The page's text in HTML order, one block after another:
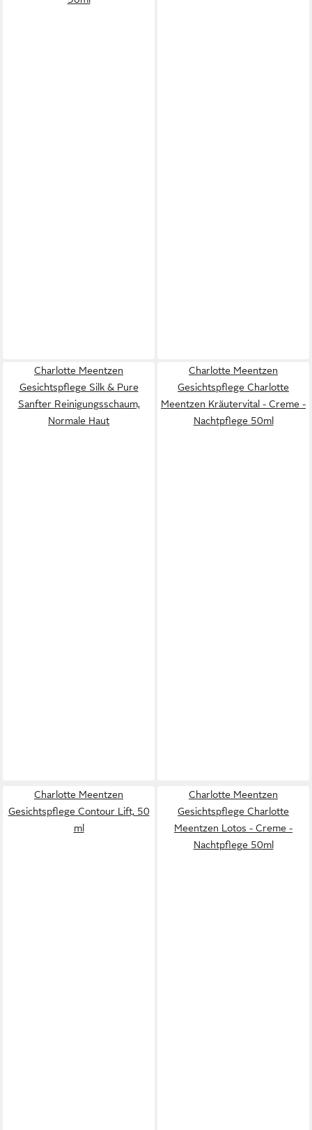
Charlotte Meentzen
Gesichtspflege Silk & Pure
Sanfter Reinigungsschaum,
Normale Haut
Charlotte Meentzen
Gesichtspflege Charlotte
Meentzen Kräutervital - Creme -
Nachtpflege 50ml
Charlotte Meentzen
Gesichtspflege Contour Lift, 50
ml
Charlotte Meentzen
Gesichtspflege Charlotte
Meentzen Lotos - Creme -
Nachtpflege 50ml